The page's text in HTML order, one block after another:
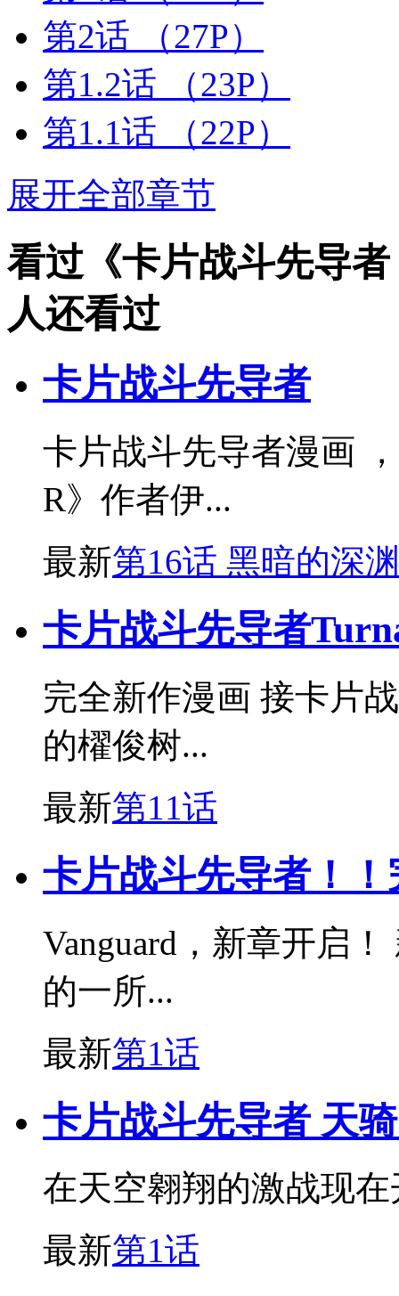
第2话
（27P）
第1.2话
（23P）
第1.1话
（22P）
展开全部章节
看过《卡片战斗先导
人还看过
卡片战斗先导者
卡片战斗先导者漫画
R》作者伊...
最新第16话 黑暗的深渊
卡片战斗先导者
完全新作漫画 接卡片
的櫂俊树...
最新第11话
卡片战斗先导者！！
Vanguard，新章开启
的一所...
最新第1话
卡片战斗先导者 天
在天空翱翔的激战现
最新第1话